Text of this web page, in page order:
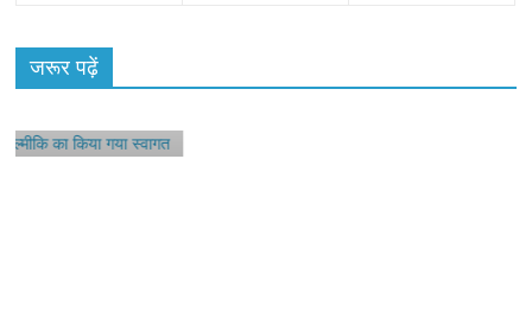
जरूर पढ़ें